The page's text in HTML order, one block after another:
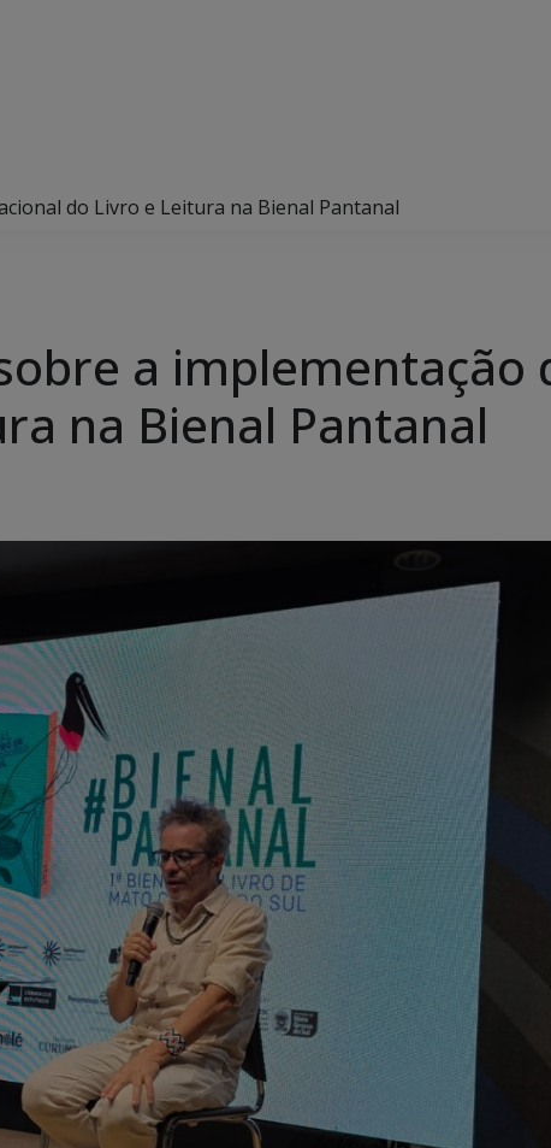
do Livro e Leitura na Bienal Pantanal
a implementação
na Bienal Pantanal